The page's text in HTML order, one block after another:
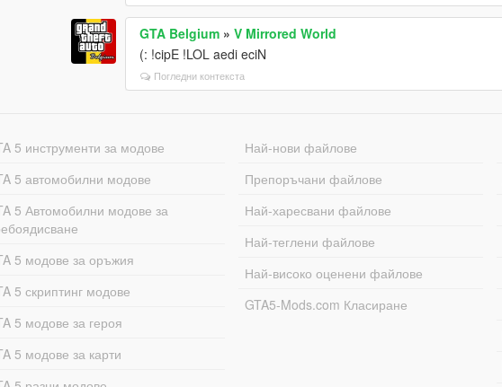
GTA Belgium »V Mirrored World
(: !cipE !LOL aedi eciN
Погледни контекста
5 инструменти за модове
5 автомобилни модове
5 Автомобилни модове за
5 модове за оръжия
5 скриптинг модове
5 модове за героя
5 модове за карти
Най-нови файлове
Препоръчани файлове
Най-харесвани файлове
Най-теглени файлове
Най-високо оценени файлове
GTA5-Mods.com Класиране